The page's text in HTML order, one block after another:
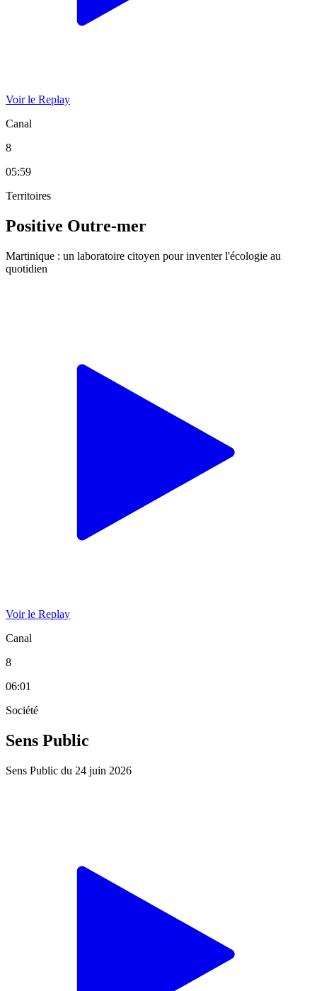
Voir le Replay
Canal
8
05:59
Territoires
Positive Outre-mer
Martinique : un laboratoire citoyen pour inventer l'écologie au
quotidien
Voir le Replay
Canal
8
06:01
Société
Sens Public
Sens Public du 24 juin 2026